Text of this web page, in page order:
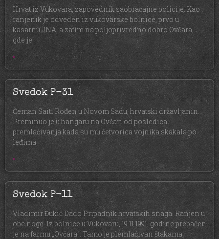
Hrvat iz Vukovara, zapovednik saobraćajne policije. Kao
ranjenik je odveden iz vukovarske bolnice, prvo u
kasarnu JNA, a zatim na poljoprivredno dobro Ovčara,
gde je
»
Svedok P-31
Čeman Saiti Rođen u Novom Sadu, hrvatski državljanin.
Preminuo je u hangaru na Ovčari od posledica
premlaćivanja kada su mu četvorica vojnika skakala po
leđima
»
Svedok P-11
Vladimir Đukić Dado Pripadnik hrvatskih snaga. Ranjen u
obe noge. Iz bolnice u Vukovaru, 19.11.1991. godine prebačen
je na farmu „Ovčara“. Tamo je plemlaćivan štakama,